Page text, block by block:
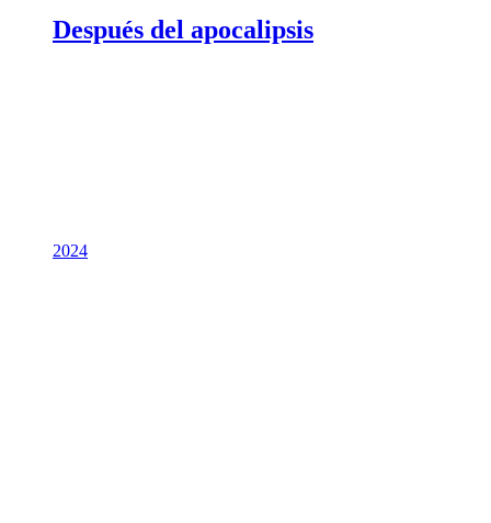
Después del apocalipsis
2024